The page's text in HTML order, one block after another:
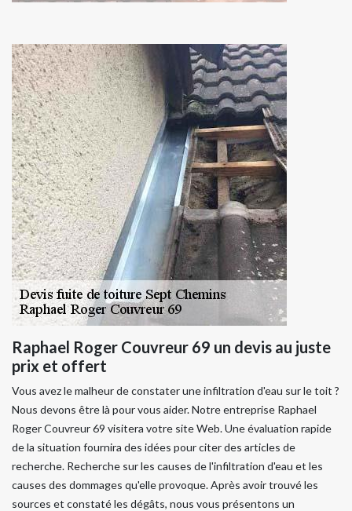
Raphael Roger Couvreur 69 un devis au juste
prix et offert
Vous avez le malheur de constater une infiltration d'eau sur le toit ?
Nous devons être là pour vous aider. Notre entreprise Raphael
Roger Couvreur 69 visitera votre site Web. Une évaluation rapide
de la situation fournira des idées pour citer des articles de
recherche. Recherche sur les causes de l'infiltration d'eau et les
causes des dommages qu'elle provoque. Après avoir trouvé les
sources et constaté les dégâts, nous vous présentons un